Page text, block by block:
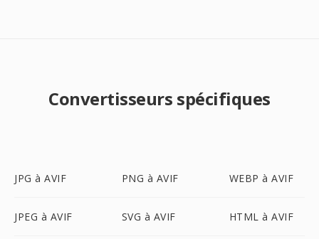
Convertisseurs spécifiques
JPG à AVIF PNG à AVIF WEBP à AVIF
JPEG à AVIF SVG à AVIF HTML à AVIF